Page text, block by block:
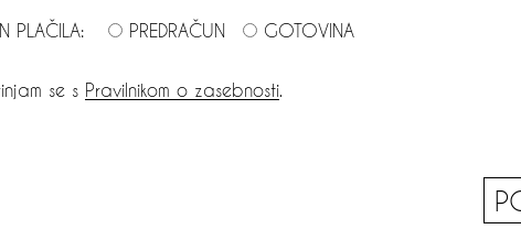
PLAČILA: PREDRAČUN GOTOVINA
se s Pravilnikom o zasebnosti.